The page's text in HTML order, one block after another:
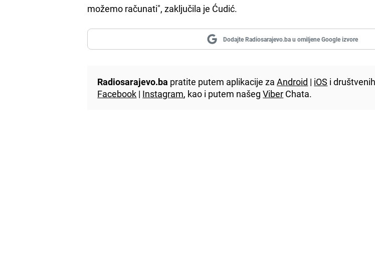
možemo računati", zaključila je Ćudić.
Dodajte Radiosarajevo.ba u omiljene Google izvore
Radiosarajevo.ba pratite putem aplikacije zaAndroid | iOS i
Facebook | Instagram, kao i putem našegViber Chata.